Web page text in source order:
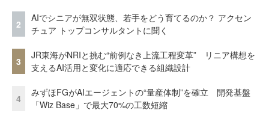
2
AIでシニアが無双状態、若手をどう育てるのか？ アクセン
チュア トップコンサルタントに聞く
3
JR東海がNRIと挑む“前例なき上流工程変革” リニア構想を
支えるAI活用と変化に適応できる組織設計
4
みずほFGがAIエージェントの“量産体制”を確立 開発基盤
「Wiz Base」で最大70%の工数短縮